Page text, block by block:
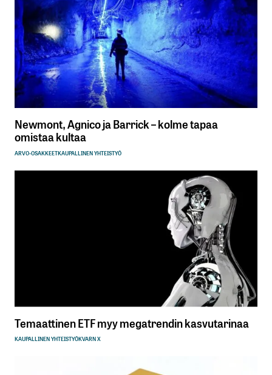
Newmont, Agnico ja Barrick – kolme tapaa
omistaa kultaa
ARVO-OSAKKEETKAUPALLINEN YHTEISTYÖ
Temaattinen ETF myy megatrendin kasvutarinaa
KAUPALLINEN YHTEISTYÖKVARN X